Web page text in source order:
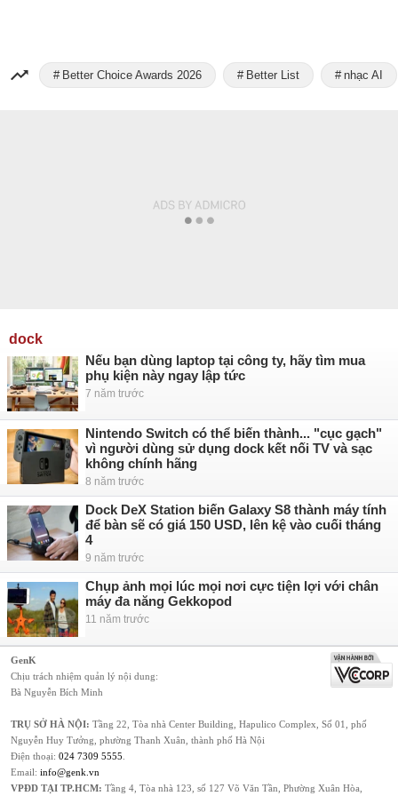
Better Choice Awards 2026 Better List nhạc AI
dock
Nếu bạn dùng laptop tại công ty, hãy tìm mua
phụ kiện này ngay lập tức
7 năm trước
Nintendo Switch có thể biến thành... "cục gạch"
vì người dùng sử dụng dock kết nối TV và sạc
không chính hãng
8 năm trước
Dock DeX Station biến Galaxy S8 thành máy tính
để bàn sẽ có giá 150 USD, lên kệ vào cuối tháng
4
9 năm trước
Chụp ảnh mọi lúc mọi nơi cực tiện lợi với chân
máy đa năng Gekkopod
11 năm trước
GenK
Chịu trách nhiệm quản lý nội dung:
Bà Nguyễn Bích Minh
TRỤ SỞ HÀ NỘI: Tầng 22, Tòa nhà Center Building, Hapulico Complex, Số 01, phố
Nguyễn Huy Tưởng, phường Thanh Xuân, thành phố Hà Nội
Điện thoại: 024 7309 5555
Email: info@genk.vn
VPĐD TẠI TP.HCM: Tầng 4, Tòa nhà 123, số 127 Võ Văn Tần, Phường Xuân Hòa,